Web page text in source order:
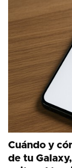
Cuándo y
de tu